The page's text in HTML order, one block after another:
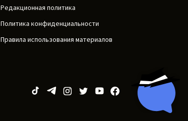
Редакционная политика
Политика конфиденциальности
Правила использования материалов